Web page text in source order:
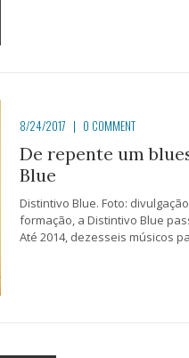
8/24/2017 | 0 COMMENT
De repente um
Blue
Distintivo Blue. Foto:
formação, a Distintivo Blue
Até 2014, dezesseis músicos